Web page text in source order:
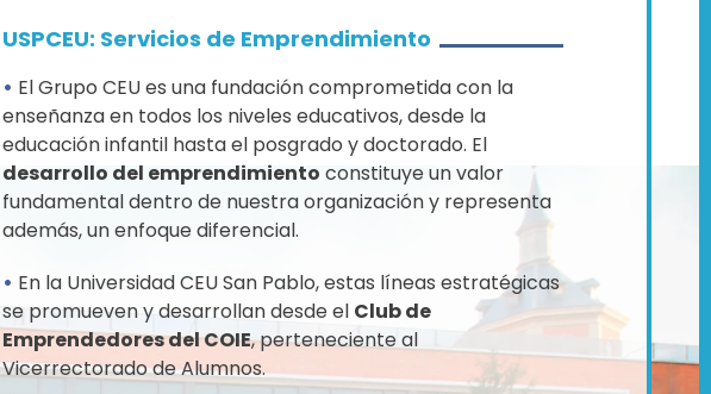
USPCEU: Servicios de Emprendimiento
• El Grupo CEU es una fundación comprometida con la
enseñanza en todos los niveles educativos, desde la
educación infantil hasta el posgrado y doctorado. El
desarrollo del emprendimiento constituye un valor
fundamental dentro de nuestra organización y representa
además, un enfoque diferencial.
• En la Universidad CEU San Pablo, estas líneas estratégicas
se promueven y desarrollan desde el Club de
Emprendedores del COIE, perteneciente al
Vicerrectorado de Alumnos.